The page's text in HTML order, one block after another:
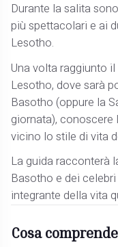
Durante la salita
più spettacolari e ai
Lesotho.
Una volta raggiunto
Lesotho, dove sarà
Basotho (oppure la
giornata),
vicino lo stile di vita
La guida racconterà
Basotho e dei
integrante della vita
Cosa